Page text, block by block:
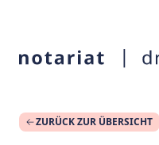
ZURÜCK ZUR ÜBERSICHT